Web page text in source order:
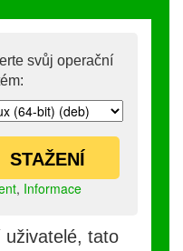
svůj operační
STAŽENÍ
, Informace
uživatelé, tato